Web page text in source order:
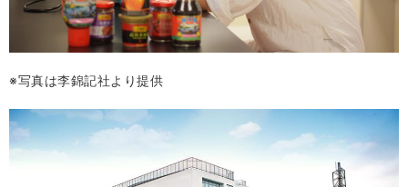
※写真は李錦記社より提供